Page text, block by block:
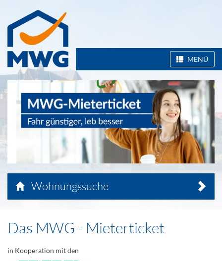
MENÜ
Wohnungssuche
Das MWG - Mieterticket
in Kooperation mit den